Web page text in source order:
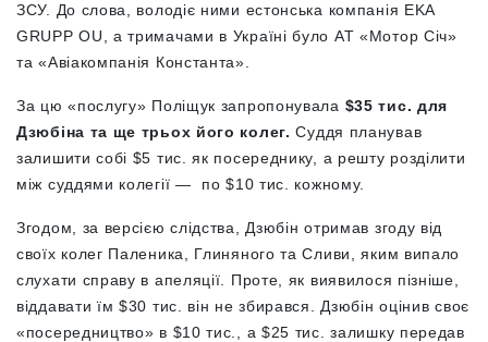
ЗСУ. До слова, володіє ними естонська компанія EKA
GRUPP OU, а тримачами в Україні було АТ «Мотор Січ»
та «Авіакомпанія Константа».
За цю «послугу» Поліщук запропонувала $35 тис. для
Дзюбіна та ще трьох його колег.Суддя планував
залишити собі $5 тис. як посереднику, а решту розділити
між суддями колегії — по $10 тис. кожному.
Згодом, за версією слідства, Дзюбін отримав згоду від
своїх колег Паленика, Глиняного та Сливи, яким випало
слухати справу в апеляції. Проте, як виявилося пізніше,
віддавати їм $30 тис. він не збирався. Дзюбін оцінив своє
«посередництво» в $10 тис., а $25 тис. залишку передав